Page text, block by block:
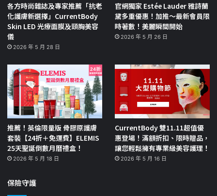
各方時尚雜誌及專家推薦「抗老
化護膚新選擇」CurrentBody
Skin LED 光療面膜及頸胸美容
儀
2026 年 5 月 28 日
官網獨家 Estée Lauder 雅詩蘭
黛多重優惠！加推～最新會員限
時著數！美麗瞬間開始
2026 年 5 月 26 日
推薦！英倫限量版 骨膠原護膚
套裝【24折＋免運費】ELEMIS
25天聖誕倒數月曆禮盒！
2026 年 5 月 18 日
CurrentBody 雙11.11超值優
惠登場！滿額折扣、限時贈品，
讓您輕鬆擁有專業級美容護理！
2026 年 5 月 16 日
保險守護